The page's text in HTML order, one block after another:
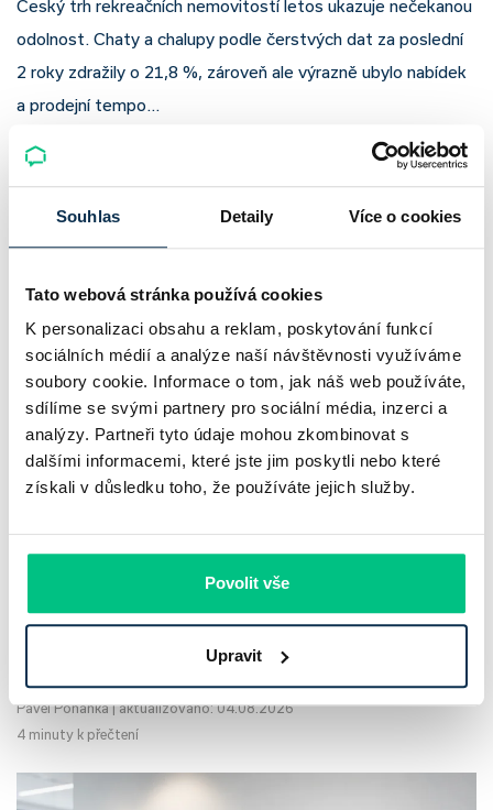
Souhlas Detaily Více o cookies
Tato webová stránka používá cookies
K personalizaci obsahu a reklam, poskytování funkcí
sociálních médií a analýze naší návštěvnosti využíváme
soubory cookie. Informace o tom, jak náš web používáte,
sdílíme se svými partnery pro sociální média, inzerci a
analýzy. Partneři tyto údaje mohou zkombinovat s
dalšími informacemi, které jste jim poskytli nebo které
získali v důsledku toho, že používáte jejich služby.
Povolit vše
Upravit
Český trh rekreačních nemovitostí letos ukazuje nečekanou
odolnost. Chaty a chalupy podle čerstvých dat za poslední
2 roky zdražily o 21,8 %, zároveň ale výrazně ubylo nabídek
a prodejní tempo…
Pavel Pohanka
UniCredit Bank od 27.7.2026 zdražuje
hypotéky, zatímco Raiffeisenbank
Český hypoteční trh na konci července 2026 potvrzuje, že
Pavel Pohanka|aktualizováno: 04.08.2026
4 minuty k přečtení